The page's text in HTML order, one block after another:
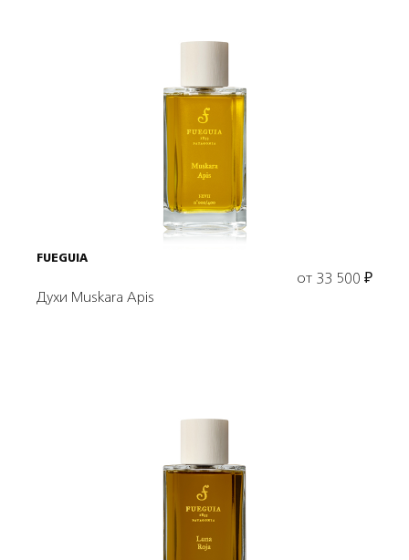
Выбрать объем
FUEGUIA
от 33 500 ₽
Духи Muskara Apis
Выбрать объем